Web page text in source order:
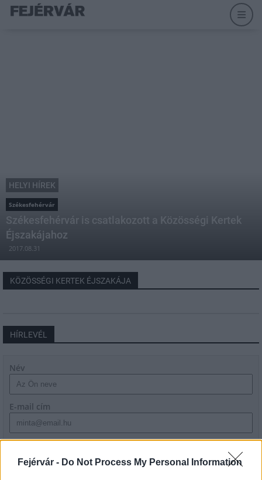
Fejérvár - Do Not Process My Personal Information
HELYI HÍREK
Székesfehérvár
Székesfehérvár is csatlakozott a Közösségi Kertek
Éjszakájahoz
2017.08.31
KÖZÖSSÉGI KERTEK ÉJSZAKÁJA
HÍRLEVÉL
Név
E-mail cím
szabályzatot!